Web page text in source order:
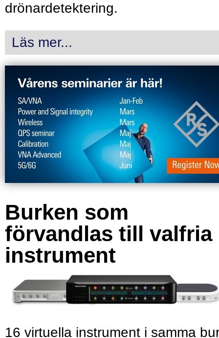
drönardetektering.
Läs mer...
Burken som
förvandlas till valfria
instrument
16 virtuella instrument i samma